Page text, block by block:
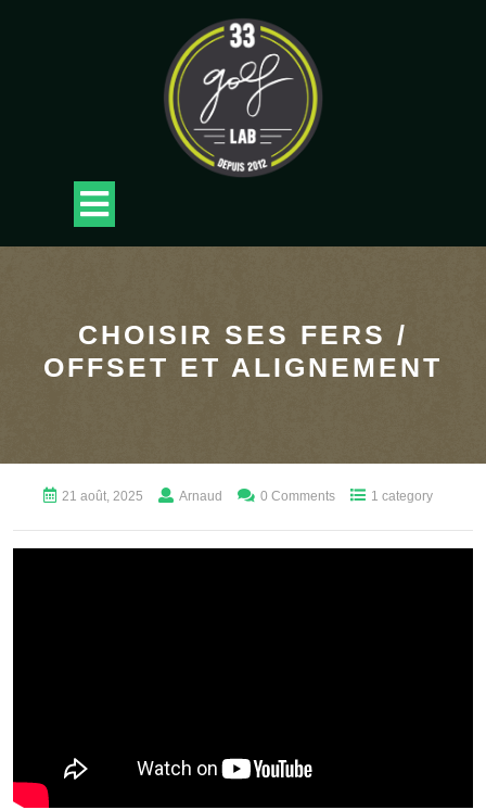
Button
CHOISIR SES FERS /
OFFSET ET ALIGNEMENT
21 août, 2025 Arnaud 0 Comments 1 category